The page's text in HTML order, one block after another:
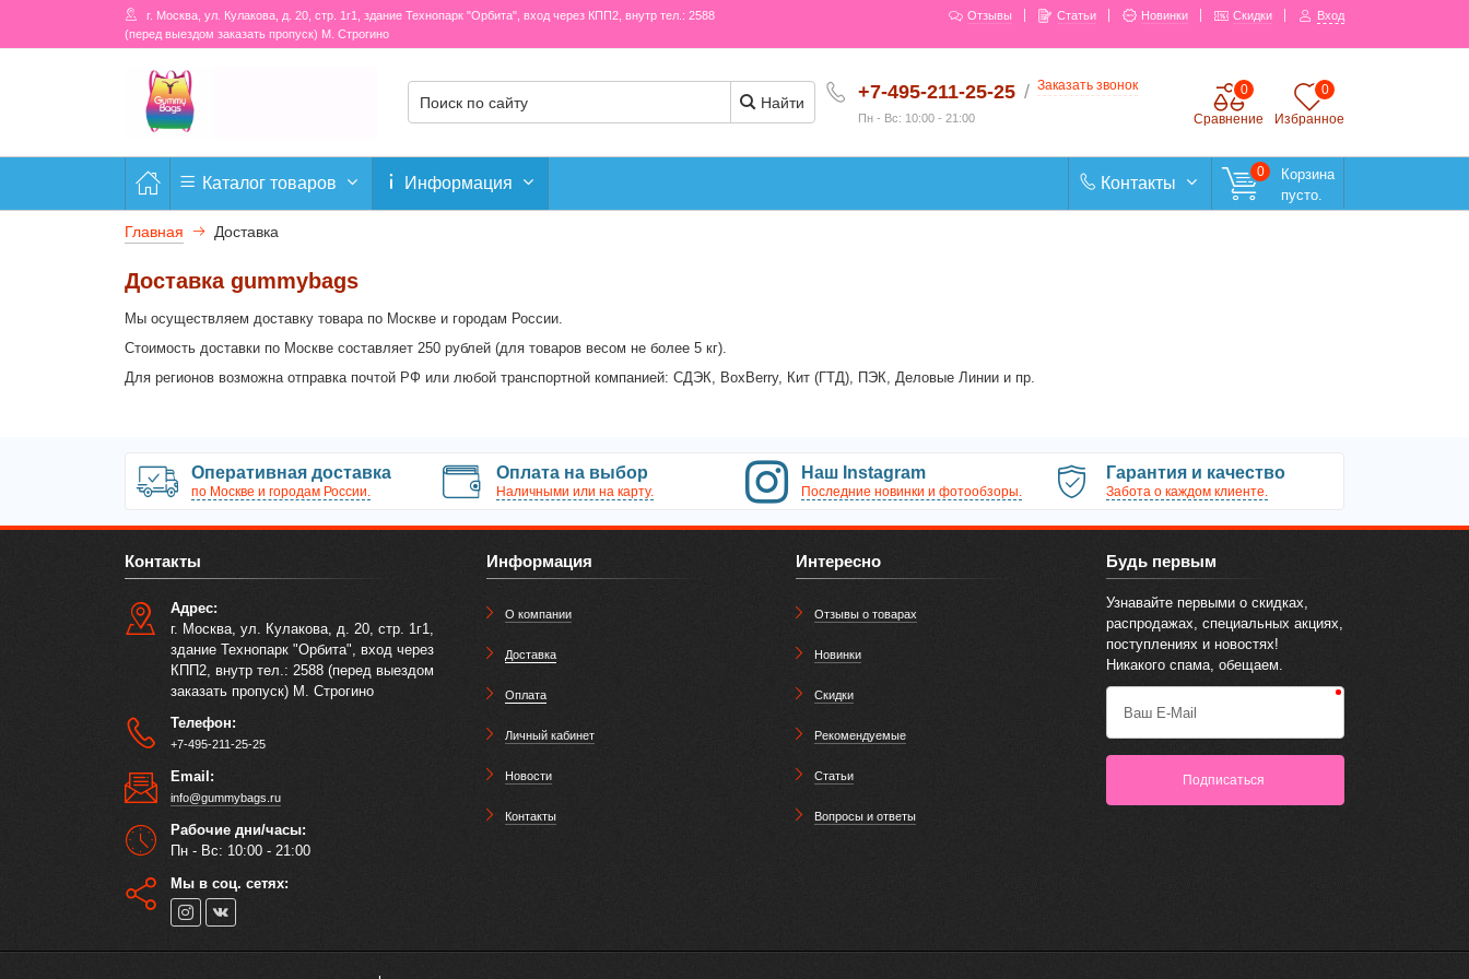
г. Москва, ул. Кулакова, д. 20, стр. 1г1, здание Технопарк "Орбита", вход через КПП2, внутр тел.: 2588
(перед выездом заказать пропуск) М. Строгино
Отзывы Статьи Новинки Скидки Вход
+7-495-211-25-25
Пн - Вс: 10:00 - 21:00
/ Заказать звонок
Избранное
0
Сравнение
0
Найти
Каталог товаров Информация
0
Корзина
пусто.
Контакты
Главная Доставка
Доставка gummybags
Мы осуществляем доставку товара по Москве и городам России.
Стоимость доставки по Москве составляет 250 рублей (для товаров весом не более 5 кг).
Для регионов возможна отправка почтой РФ или любой транспортной компанией: СДЭК, BoxBerry, Кит (ГТД), ПЭК, Деловые Линии и пр.
Оперативная доставка
по Москве и городам России.
Оплата на выбор
Наличными или на карту.
Наш Instagram
Последние новинки и фотообзоры.
Гарантия и качество
Забота о каждом клиенте.
Контакты
Адрес:
г. Москва, ул. Кулакова, д. 20, стр. 1г1,
здание Технопарк "Орбита", вход через
КПП2, внутр тел.: 2588 (перед выездом
заказать пропуск) М. Строгино
Телефон:
+7-495-211-25-25
Email:
info@gummybags.ru
Рабочие дни/часы:
Пн - Вс: 10:00 - 21:00
Мы в соц. сетях:
Информация
О компании
Доставка
Оплата
Личный кабинет
Новости
Контакты
Интересно
Отзывы о товарах
Новинки
Скидки
Рекомендуемые
Статьи
Вопросы и ответы
Будь первым
Узнавайте первыми о скидках,
распродажах, специальных акциях,
поступлениях и новостях!
Никакого спама, обещаем.
Ваш E-Mail
Подписаться